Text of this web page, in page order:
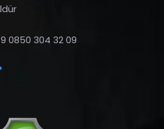
0850 304 32 09